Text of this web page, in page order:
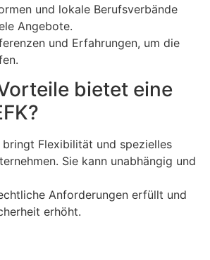
und lokale Berufsverbände
Angebote.
und Erfahrungen, um die
bietet eine
bringt Flexibilität und spezielles
Sie kann unabhängig und
Anforderungen erfüllt und
erhöht.